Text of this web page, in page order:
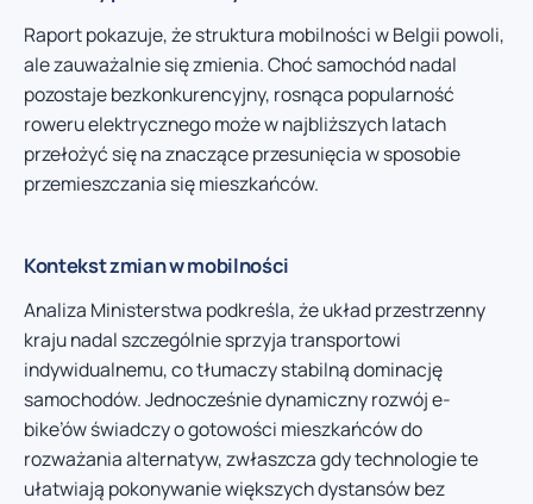
Raport pokazuje, że struktura mobilności w Belgii powoli,
ale zauważalnie się zmienia. Choć samochód nadal
pozostaje bezkonkurencyjny, rosnąca popularność
roweru elektrycznego może w najbliższych latach
przełożyć się na znaczące przesunięcia w sposobie
przemieszczania się mieszkańców.
Kontekst zmian w mobilności
Analiza Ministerstwa podkreśla, że układ przestrzenny
kraju nadal szczególnie sprzyja transportowi
indywidualnemu, co tłumaczy stabilną dominację
samochodów. Jednocześnie dynamiczny rozwój e-
bike’ów świadczy o gotowości mieszkańców do
rozważania alternatyw, zwłaszcza gdy technologie te
ułatwiają pokonywanie większych dystansów bez